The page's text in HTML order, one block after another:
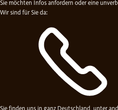
Sie möchten Infos anfordern oder eine
Wir sind für Sie da: